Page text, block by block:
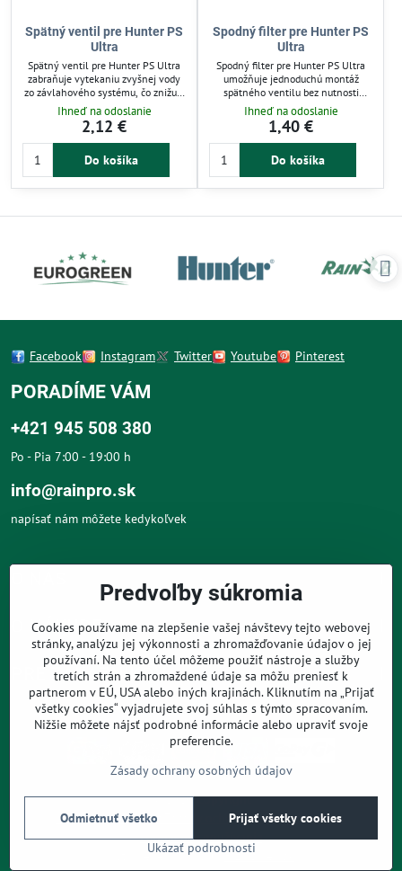
Spätný ventil pre Hunter PS
Ultra
Spätný ventil pre Hunter PS Ultra
zabraňuje vytekaniu zvyšnej vody
zo závlahového systému, čo znižuje
tvorbu kaluží a šetrí vodu. Je určený
pre svahovité terény a montuje sa
priamo do postrekovačov so
spodným filtrom bez nutnosti
vyberania zo zeme. Zlepšuje
automatickej závlahy.
Ihneď na odoslanie
2,12 €
Do košíka
Spodný filter pre Hunter PS
Ultra
Spodný filter pre Hunter PS Ultra
umožňuje jednoduchú montáž
spätného ventilu bez nutnosti
vyťahovať postrekovač zo zeme.
Zabraňuje spätnému toku vody a
zlepšuje funkčnosť zavlažovacieho
systému. Ideálne pre zvýšenie
spoľahlivosti záhradnej závlahy a
Ihneď na odoslanie
1,40 €
Do košíka
Facebook Instagram Twitter Youtube Pinterest
PORADÍME VÁM
+421 945 508 380
Po - Pia 7:00 - 19:00 h
info@rainpro.sk
napísať nám môžete kedykoľvek
O NÁKUPE
PRE ZÁKAZNÍKOV
©2026Copyright
Predvoľby súkromia
Zásady ochrany osobných údajov
Podmienky používania
Vytvorené pomocou:BiznisWeb.sk
Predvoľby súkromia
Cookies používame na zlepšenie vašej návštevy tejto webovej
stránky, analýzu jej výkonnosti a zhromažďovanie údajov o jej
používaní. Na tento účel môžeme použiť nástroje a služby
tretích strán a zhromaždené údaje sa môžu preniesť k
partnerom v EÚ, USA alebo iných krajinách. Kliknutím na „Prijať
všetky cookies“ vyjadrujete svoj súhlas s týmto spracovaním.
Nižšie môžete nájsť podrobné informácie alebo upraviť svoje
preferencie.
Zásady ochrany osobných údajov
Ukázať podrobnosti
Prijať všetky cookies
Odmietnuť všetko